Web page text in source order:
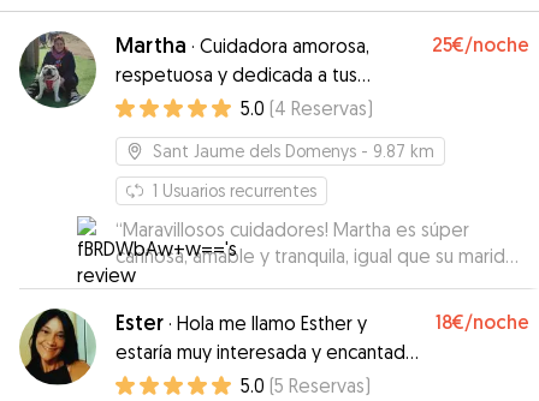
Martha · Cuidadora amorosa,
respetuosa y dedicada a tus
peludos
25€/noche
5.0 (4 Reservas)
Sant Jaume dels Domenys - 9.87 km
1 Usuarios recurrentes
“Maravillosos cuidadores! Martha es súper
cariñosa, amable y tranquila, igual que su marido.
Estaré siempre muy agradecida porque no
estamos acostumbrados a dejar a Doc en algún
sitio sin nosotros. Con ellos ha estado tranquilo y
súper feliz al lado de su nueva amiga perruna
Matilda, una perrita encantadora y amorosa.
Ester · Hola me llamo Esther y
estaría muy interesada y encantada
en ser la cuidadora de tus mascotas
18€/noche
5.0 (5 Reservas)